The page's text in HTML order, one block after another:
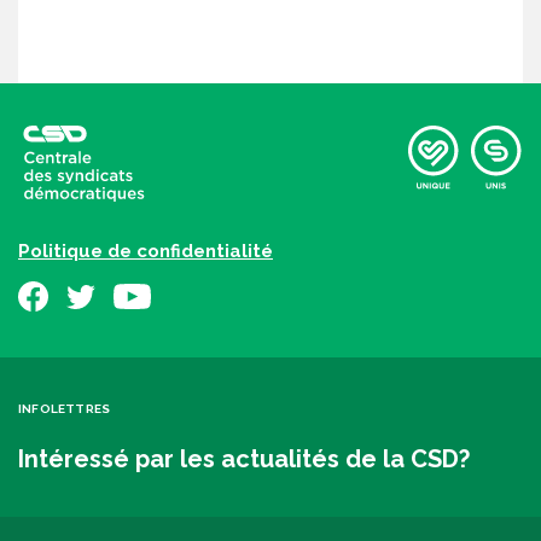
Politique de confidentialité
INFOLETTRES
Intéressé par les actualités de la CSD?